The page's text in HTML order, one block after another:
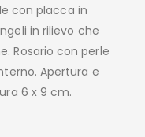
con placca in
in rilievo che
Rosario con perle
Apertura e
6 x 9 cm.